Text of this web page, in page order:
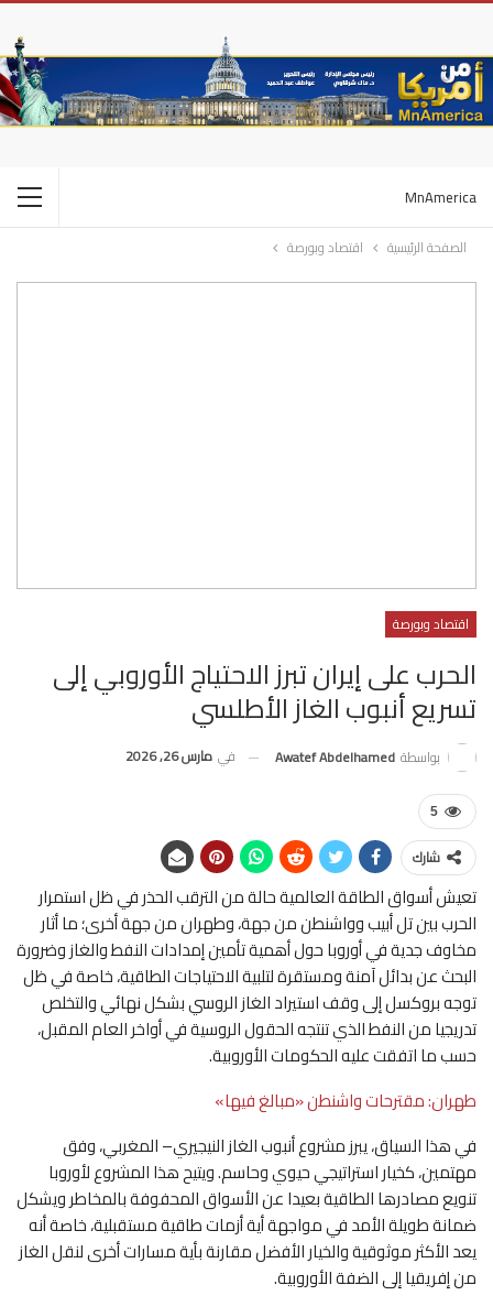
MnAmerica
الصفحة الرئيسية اقتصاد وبورصة
اقتصاد وبورصة
الحرب على إيران تبرز الاحتياج الأوروبي إلى
تسريع أنبوب الغاز الأطلسي
بواسطة Awatef Abdelhamed في مارس 26, 2026
5
شارك
تعيش أسواق الطاقة العالمية حالة من الترقب الحذر في ظل استمرار
الحرب بين تل أبيب وواشنطن من جهة، وطهران من جهة أخرى؛ ما أثار
مخاوف جدية في أوروبا حول أهمية تأمين إمدادات النفط والغاز وضرورة
البحث عن بدائل آمنة ومستقرة لتلبية الاحتياجات الطاقية، خاصة في ظل
توجه بروكسل إلى وقف استيراد الغاز الروسي بشكل نهائي والتخلص
تدريجيا من النفط الذي تنتجه الحقول الروسية في أواخر العام المقبل،
حسب ما اتفقت عليه الحكومات الأوروبية.
طهران: مقترحات واشنطن «مبالغ فيها»
في هذا السياق، يبرز مشروع أنبوب الغاز النيجيري– المغربي، وفق
مهتمين، كخيار استراتيجي حيوي وحاسم. ويتيح هذا المشروع لأوروبا
تنويع مصادرها الطاقية بعيدا عن الأسواق المحفوفة بالمخاطر ويشكل
ضمانة طويلة الأمد في مواجهة أية أزمات طاقية مستقبلية، خاصة أنه
يعد الأكثر موثوقية والخيار الأفضل مقارنة بأية مسارات أخرى لنقل الغاز
من إفريقيا إلى الضفة الأوروبية.